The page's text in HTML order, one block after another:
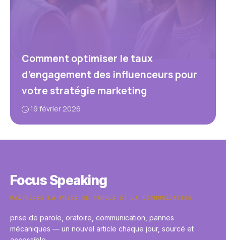
Comment optimiser le taux
d’engagement des influenceurs pour
votre stratégie marketing
19 février 2026
Focus Speaking
MAÎTRISER LA PRISE DE PAROLE ET LA COMMUNICATION
prise de parole, oratoire, communication, pannes
mécaniques — un nouvel article chaque jour, sourcé et